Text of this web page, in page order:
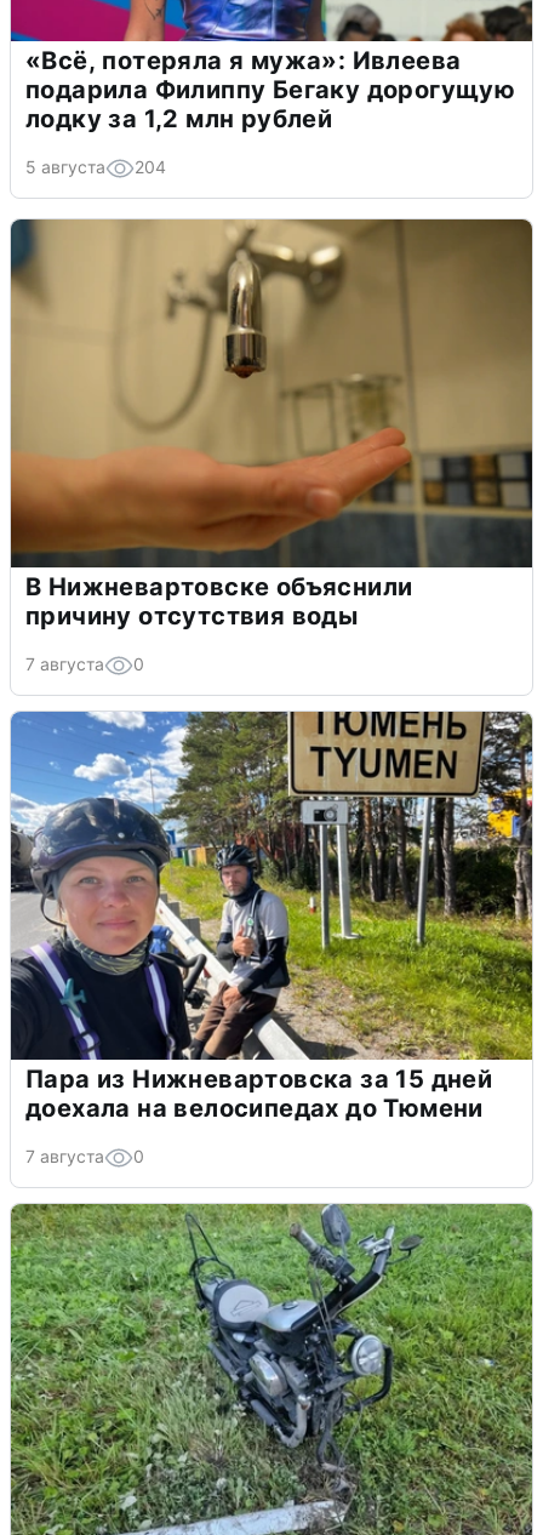
«Всё, потеряла я мужа»: Ивлеева
подарила Филиппу Бегаку дорогущую
лодку за 1,2 млн рублей
5 августа 204
В Нижневартовске объяснили
причину отсутствия воды
7 августа 0
Пара из Нижневартовска за 15 дней
доехала на велосипедах до Тюмени
7 августа 0